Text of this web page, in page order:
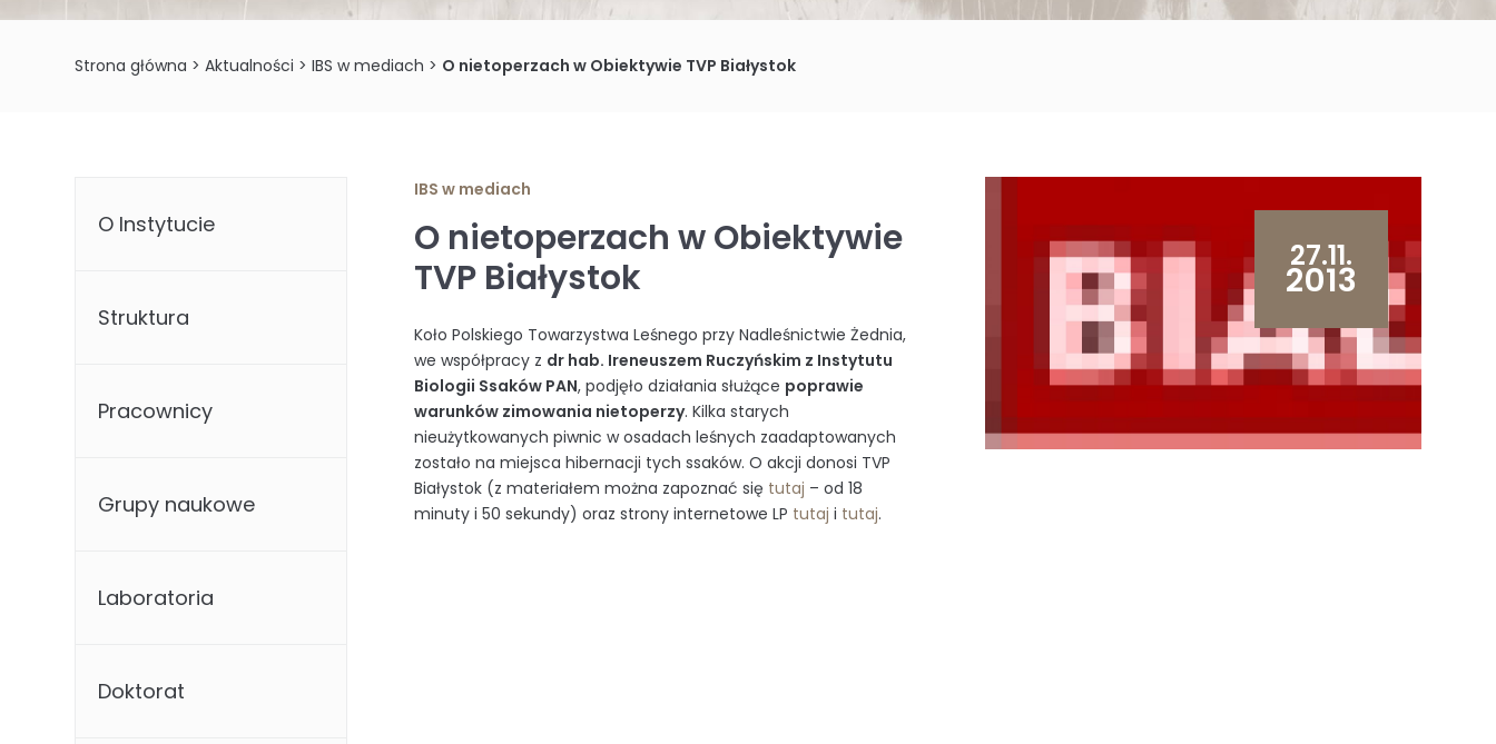
Strona główna >Aktualności >IBS w mediach > O nietoperzach w Obiektywie TVP Białystok
27.11.
2013
IBS w mediach
O nietoperzach w Obiektywie
TVP Białystok
Koło Polskiego Towarzystwa Leśnego przy Nadleśnictwie Żednia,
we współpracy z dr hab. Ireneuszem Ruczyńskim z Instytutu
Biologii Ssaków PAN, podjęło działania służące poprawie
warunków zimowania nietoperzy. Kilka starych
nieużytkowanych piwnic w osadach leśnych zaadaptowanych
zostało na miejsca hibernacji tych ssaków. O akcji donosi TVP
Białystok (z materiałem można zapoznać się tutaj – od 18
minuty i 50 sekundy) oraz strony internetowe LP tutaj i tutaj.
O Instytucie
Struktura
Pracownicy
Grupy naukowe
Laboratoria
Doktorat